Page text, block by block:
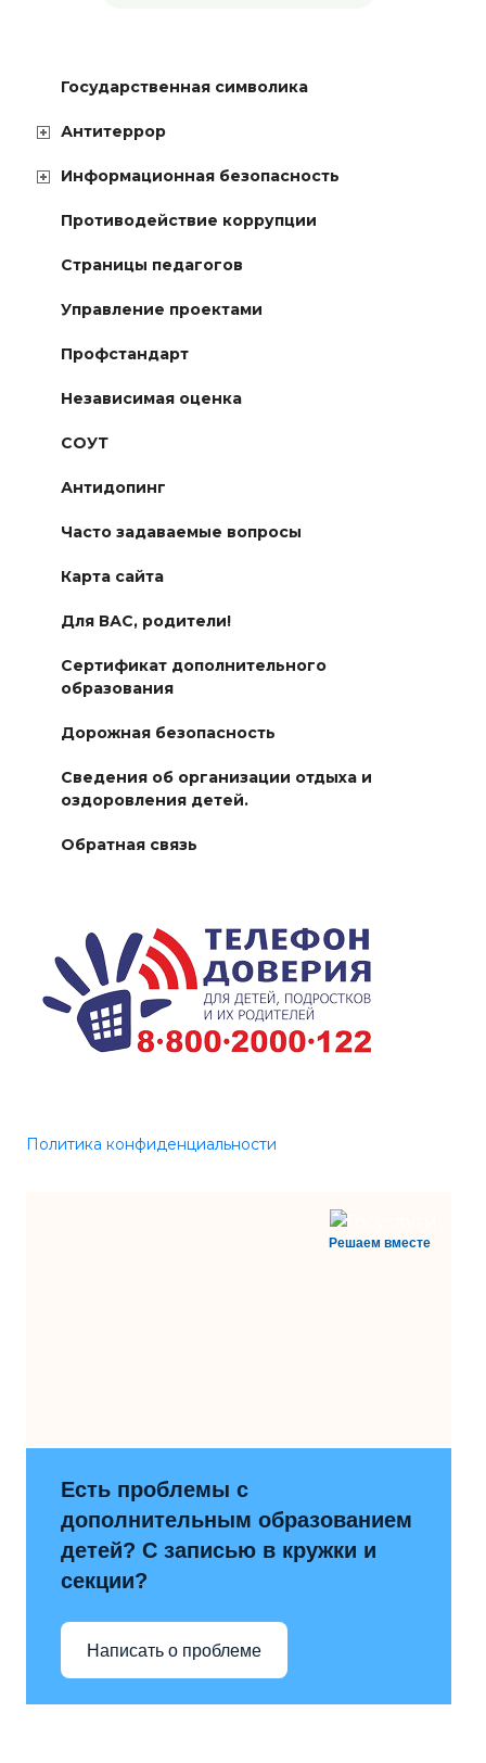
Государственная символика
Антитеррор
Информационная безопасность
Противодействие коррупции
Страницы педагогов
Управление проектами
Профстандарт
Независимая оценка
СОУТ
Антидопинг
Часто задаваемые вопросы
Карта сайта
Для ВАС, родители!
Сертификат дополнительного
образования
Дорожная безопасность
Сведения об организации отдыха и
оздоровления детей.
Обратная связь
Политика конфиденциальности
Решаем вместе
Есть проблемы с
дополнительным образованием
детей? С записью в кружки и
секции?
Написать о проблеме